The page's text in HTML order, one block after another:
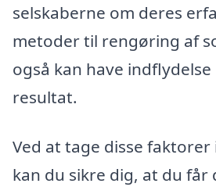
selskaberne om deres
metoder til rengøring af
også kan have
resultat.
Ved at tage disse
kan du sikre dig, at du får